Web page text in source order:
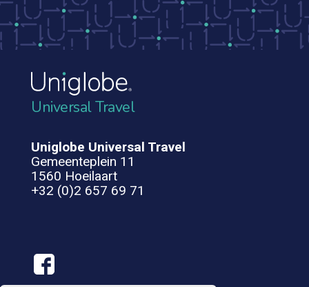
Universal Travel
Uniglobe Universal Travel
Gemeenteplein 11
1560 Hoeilaart
+32 (0)2 657 69 71